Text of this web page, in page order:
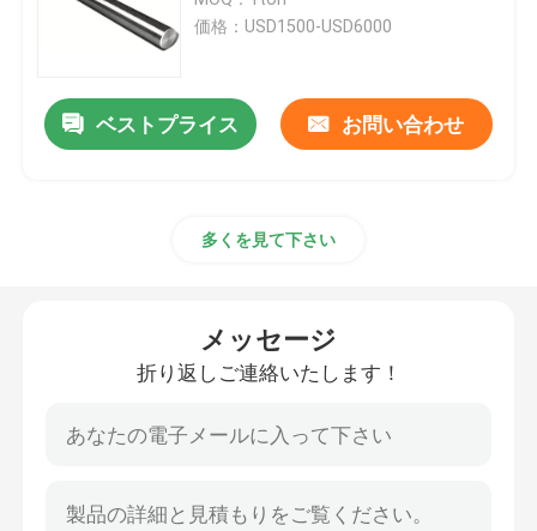
ステンレス鋼棒棒
銅板のワイヤ
ステンレス鋼のケーブルトレイ
価格：USD1500-USD6000
ベストプライス お問い合わせ
多くを見て下さい
メッセージ
折り返しご連絡いたします！